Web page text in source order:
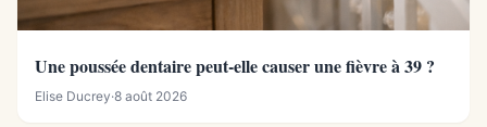
Une poussée dentaire peut-elle causer une fièvre à 39 ?
Elise Ducrey·8 août 2026